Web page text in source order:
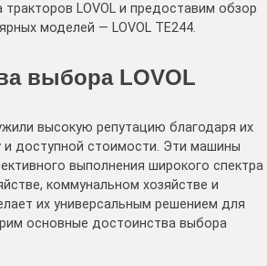
LOVOL и предоставим обзор
моделей — LOVOL TE244.
выбора LOVOL
высокую репутацию благодаря их
и доступной стоимости. Эти машины
выполнения широкого спектра
коммунальном хозяйстве и
их универсальным решением для
основные достоинства выбора